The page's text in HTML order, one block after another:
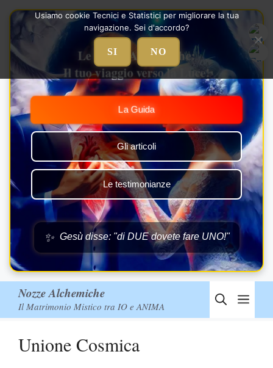
Vai
contenuto
Le Nozze Alchemiche:
Il tuo viaggio verso la Luce!
La Guida
Gli articoli
Le testimonianze
✨ Gesù disse: "di DUE dovete fare UNO!"
Nozze Alchemiche
Il Matrimonio Mistico tra IO e ANIMA
Unione Cosmica
Usiamo cookie Tecnici e Statistici per migliorare la tua
navigazione. Sei d'accordo?
SI NO